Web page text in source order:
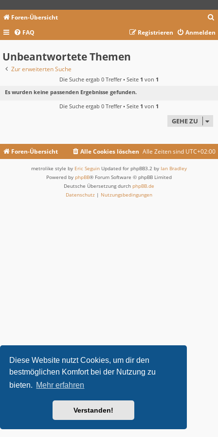
Diese Website nutzt Cookies, um dir den
bestmöglichen Komfort bei der Nutzung zu
bieten. Mehr erfahren
Verstanden!
Foren-Übersicht
c
FAQ Anmelden
Registrieren
Unbeantwortete Themen
Zur erweiterten Suche
Die Suche ergab 0 Treffer • Seite 1 von 1
Es wurden keine passenden Ergebnisse gefunden.
Die Suche ergab 0 Treffer • Seite 1 von 1
GEHE ZU
Foren-Übersicht Alle Zeiten sind UTC+02:00
Alle Cookies löschen
metrolike style by Eric Seguin Updated for phpBB3.2 by Ian Bradley
Powered by phpBB® Forum Software © phpBB Limited
Deutsche Übersetzung durch phpBB.de
Datenschutz | Nutzungsbedingungen